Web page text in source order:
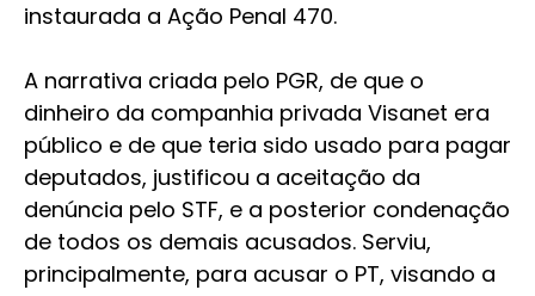
instaurada a Ação Penal 470.
A narrativa criada pelo PGR, de que o
dinheiro da companhia privada Visanet era
público e de que teria sido usado para pagar
deputados, justificou a aceitação da
denúncia pelo STF, e a posterior condenação
de todos os demais acusados. Serviu,
principalmente, para acusar o PT, visando a